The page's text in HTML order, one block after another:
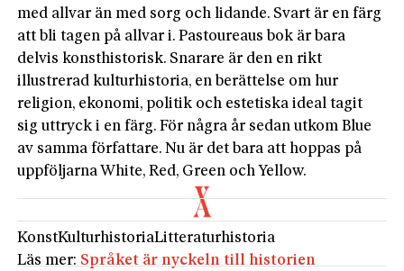
med allvar än med sorg och lidande. Svart är en färg
att bli tagen på allvar i. Pastoureaus bok är bara
delvis konsthistorisk. Snarare är den en rikt
illustrerad kulturhistoria, en berättelse om hur
religion, ekonomi, politik och estetiska ideal tagit
sig uttryck i en färg. För några år sedan utkom Blue
av samma författare. Nu är det bara att hoppas på
uppföljarna White, Red, Green och Yellow.
KonstKulturhistoriaLitteraturhistoria
Läs mer: Språket är nyckeln till historien